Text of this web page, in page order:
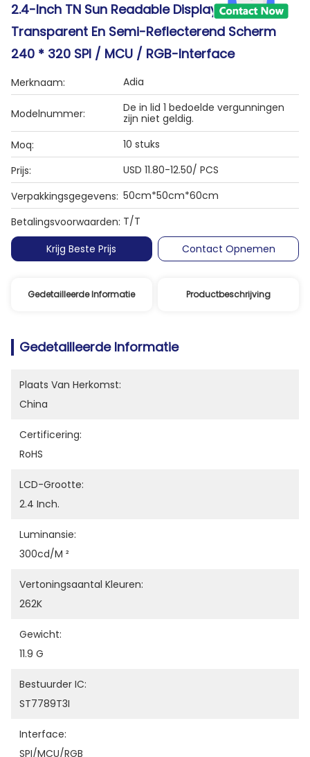
2.4-Inch TN Sun Readable Display Semi-
Transparent En Semi-Reflecterend Scherm
240 * 320 SPI / MCU / RGB-Interface
Merknaam: Adia
Modelnummer:
De in lid 1 bedoelde vergunningen
zijn niet geldig.
Moq:
10 stuks
Prijs:
USD 11.80-12.50/ PCS
Verpakkingsgegevens: 50cm*50cm*60cm
Betalingsvoorwaarden: T/T
Krijg Beste Prijs
Contact Opnemen
Gedetailleerde Informatie Productbeschrijving
Gedetailleerde Informatie
Plaats Van Herkomst:
China
Certificering:
RoHS
LCD-Grootte:
2.4 Inch.
Luminansie:
300cd/m ²
Vertoningsaantal Kleuren:
262K
Gewicht:
11.9 G
Bestuurder IC:
ST7789T3I
Interface:
SPI/MCU/RGB